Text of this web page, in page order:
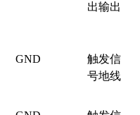
出输出
GND
触发信
号地线